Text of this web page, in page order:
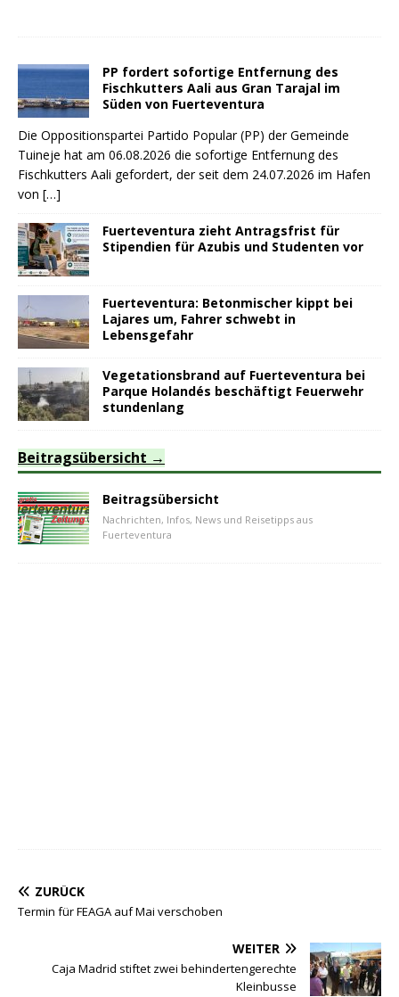
PP fordert sofortige Entfernung des
Fischkutters Aali aus Gran Tarajal im
Süden von Fuerteventura
Die Oppositionspartei Partido Popular (PP) der Gemeinde
Tuineje hat am 06.08.2026 die sofortige Entfernung des
Fischkutters Aali gefordert, der seit dem 24.07.2026 im Hafen
von […]
Fuerteventura zieht Antragsfrist für
Stipendien für Azubis und Studenten vor
Fuerteventura: Betonmischer kippt bei
Lajares um, Fahrer schwebt in
Lebensgefahr
Vegetationsbrand auf Fuerteventura bei
Parque Holandés beschäftigt Feuerwehr
stundenlang
Beitragsübersicht
Beitragsübersicht
Nachrichten, Infos, News und Reisetipps aus
Fuerteventura
ZURÜCK
Termin für FEAGA auf Mai verschoben
WEITER
Caja Madrid stiftet zwei behindertengerechte
Kleinbusse